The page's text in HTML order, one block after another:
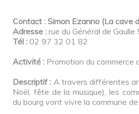
Contact : Simon Ezanno (La cave
Adresse : rue du Général de
Tél : 02 97 32 01 82
Activité : Promotion du commerce
Descriptif : A travers différentes
Noël, fête de la musique), les
du bourg vont vivre la commune de